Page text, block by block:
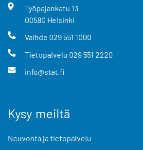
Työpajankatu 13
00580 Helsinki
Vaihde 029 551 1000
Tietopalvelu 029 551 2220
info@stat.fi
Kysy meiltä
Neuvonta ja tietopalvelu